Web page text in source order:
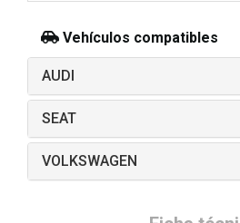
Vehículos compatibles
AUDI
SEAT
VOLKSWAGEN